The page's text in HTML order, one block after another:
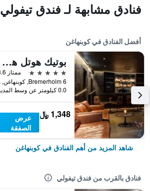
فنادق مشابهة لـ فندق تيفولي
أفضل الفنادق في كوبنهاغن
بوتيك هوتل هيرمان كي
5 نجوم
ممتاز 8.6
0.0 كيلومتر عن وسط المدينة
1,348 ﷼
عرض
الصفقة
شاهد المزيد من أهم الفنادق في كوبنهاغن
فنادق بالقرب من فندق تيفولي